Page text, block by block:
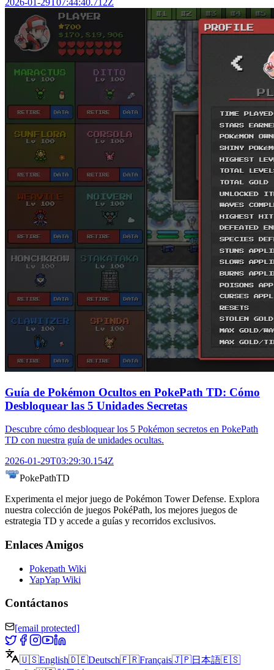
Guía de Pokémon Ocultos en PokePath TD: Cómo
Desbloquear las 5 Unidades Secretas
Descubre cómo desbloquear los 5 Pokémon secretos en PokePath
TD con nuestra guía de unidades ocultas.
2026-01-29T03:29:30.154Z
PokePathTD
Experimenta el mejor juego de Pokémon Tower Defense. Explora
nuestra colección de juegos PokéPath, los mejores juegos de
estrategia TD y accede a guías y recorridos exclusivos.
Enlaces Amigos
Pokepath Wiki
YapYap Wiki
Contáctanos
[email protected]
🇺🇸English🇩🇪Deutsch🇫🇷Français🇯🇵日本語🇪🇸